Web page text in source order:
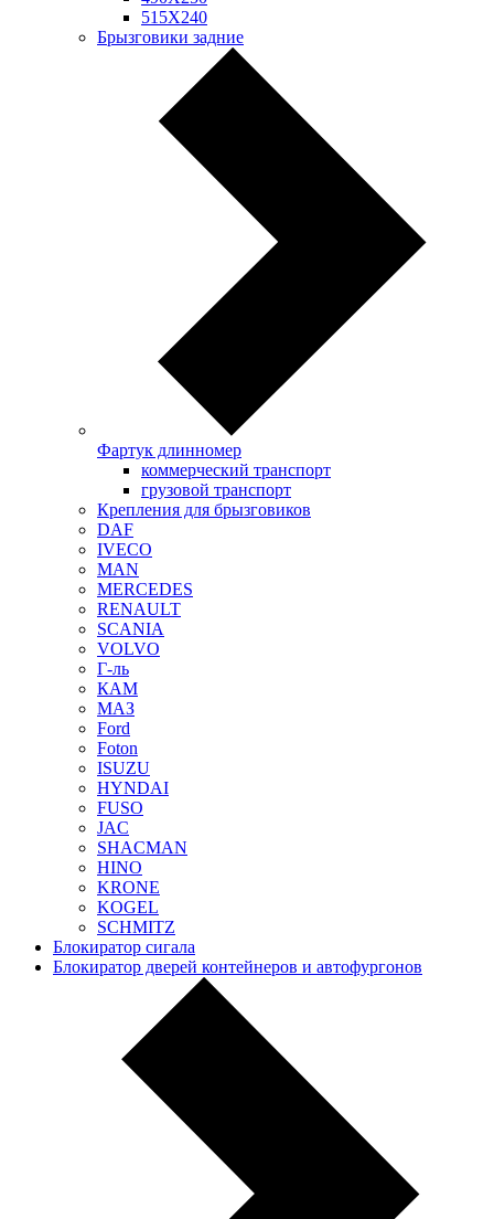
515Х240
Брызговики задние
Фартук длинномер
коммерческий транспорт
грузовой транспорт
Крепления для брызговиков
DAF
IVECO
MAN
MERCEDES
RENAULT
SCANIA
VOLVO
Г-ль
КАМ
МАЗ
Ford
Foton
ISUZU
HYNDAI
FUSO
JAC
SHACMAN
HINO
KRONE
KOGEL
SCHMITZ
Блокиратор сигала
Блокиратор дверей контейнеров и автофургонов